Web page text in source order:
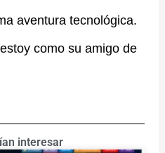
aventura tecnológica.
como su amigo de
interesar